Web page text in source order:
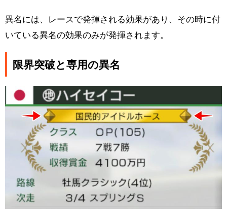
異名には、レースで発揮される効果があり、その時に付
いている異名の効果のみが発揮されます。
限界突破と専用の異名